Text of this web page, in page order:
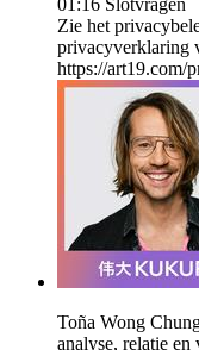
01:16 Slotvragen
Zie het
privacyverklaring
https://art19.com/
Toña Wong
analyse, relatie